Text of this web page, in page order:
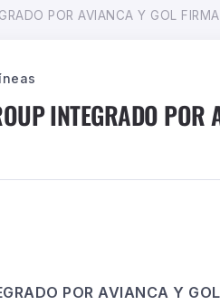
POR AVIANCA Y GOL
INTEGRADO POR
POR AVIANCA Y